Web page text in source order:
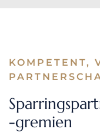
KOMPETENT,
-gremien